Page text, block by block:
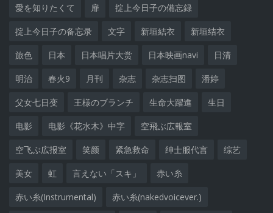
愛を知りたくて 扉 掟上今日子の備忘録
掟上今日子の备忘录 文字 新垣結衣 新垣结衣
旅色 日本 日本唱片大赏 日本映画navi 日清
明治 春火9 月刊 杂志 杂志扫图 潘婷
父女七日变 王様のブランチ 生命大躍進 生日
电影 电影《花水木》中字 空飛ぶ広報室
空飞ぶ広报室 笑颜 紧急救命 绅士服代言 综艺
美女 虹 言えない「スキ」 赤い糸
赤い糸(Instrumental) 赤い糸(nakedvoicever.)